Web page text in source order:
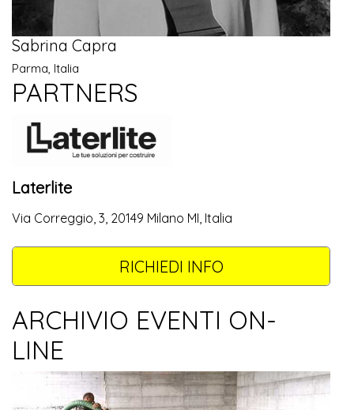
Sabrina Capra
Parma, Italia
PARTNERS
Laterlite
Via Correggio, 3, 20149 Milano MI, Italia
RICHIEDI INFO
ARCHIVIO EVENTI ON-
LINE